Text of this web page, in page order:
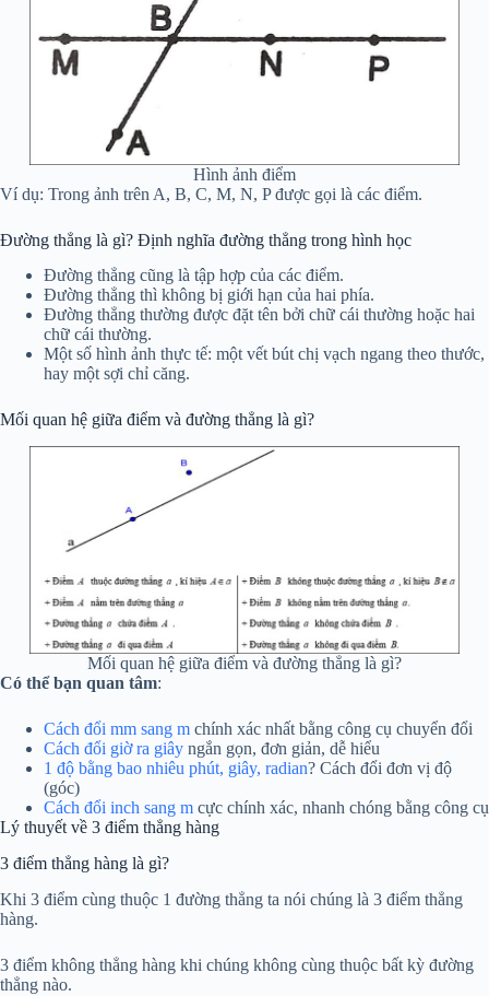
Hình ảnh điểm
Ví dụ: Trong ảnh trên A, B, C, M, N, P được gọi là các điểm.
Đường thẳng là gì? Định nghĩa đường thẳng trong hình học
Đường thẳng cũng là tập hợp của các điểm.
Đường thẳng thì không bị giới hạn của hai phía.
Đường thẳng thường được đặt tên bởi chữ cái thường hoặc hai
chữ cái thường.
Một số hình ảnh thực tế: một vết bút chị vạch ngang theo thước,
hay một sợi chỉ căng.
Mối quan hệ giữa điểm và đường thẳng là gì?
Mối quan hệ giữa điểm và đường thẳng là gì?
Có thể bạn quan tâm:
Cách đổi mm sang m chính xác nhất bằng công cụ chuyển đổi
Cách đổi giờ ra giây ngắn gọn, đơn giản, dễ hiểu
1 độ bằng bao nhiêu phút, giây, radian? Cách đổi đơn vị độ
(góc)
Cách đổi inch sang m cực chính xác, nhanh chóng bằng công cụ
Lý thuyết về 3 điểm thẳng hàng
3 điểm thẳng hàng là gì?
Khi 3 điểm cùng thuộc 1 đường thẳng ta nói chúng là 3 điểm thẳng
hàng.
3 điểm không thẳng hàng khi chúng không cùng thuộc bất kỳ đường
thẳng nào.